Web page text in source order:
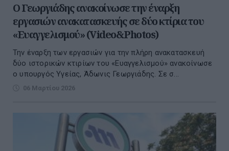
Ο Γεωργιάδης ανακοίνωσε την έναρξη
εργασιών ανακατασκευής σε δύο κτίρια του
«Ευαγγελισμού» (Video&Photos)
Την έναρξη των εργασιών για την πλήρη ανακατασκευή
δύο ιστορικών κτιρίων του «Ευαγγελισμού» ανακοίνωσε
ο υπουργός Υγείας, Άδωνις Γεωργιάδης. Σε σ...
06 Μαρτίου 2026